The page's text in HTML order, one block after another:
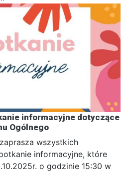
informacyjne dotyczące
Ogólnego
wszystkich
informacyjne, które
o godzinie 15:30 w